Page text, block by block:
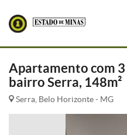
Apartamento com
bairro Serra, 148m²
Serra, Belo Horizonte - MG